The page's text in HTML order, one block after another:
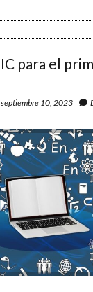
para el
septiembre 10, 2023